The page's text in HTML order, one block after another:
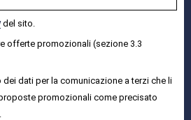
del sito.
offerte promozionali (sezione 3.3
dati per la comunicazione a terzi che li
promozionali come precisato